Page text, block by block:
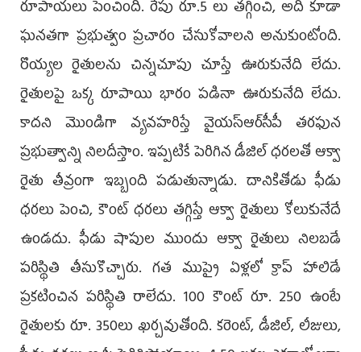
రూపాయ‌లు పెంచింది. రేపు రూ.5 లు త‌గ్గించి, అది కూడా
ఘ‌న‌త‌గా ప్ర‌భుత్వం ప్ర‌చారం చేసుకోవాల‌ని అనుకుంటోంది.
రొయ్య‌ల రైతుల‌ను చిన్న‌చూపు చూస్తే ఊరుకునేది లేదు.
రైతులపై ఒక్క రూపాయి భారం ప‌డినా ఊరుకునేది లేదు.
కాద‌ని మొండిగా వ్య‌వ‌హ‌రిస్తే వైయ‌స్ఆర్‌సీపీ త‌ర‌ఫున
ప్ర‌భుత్వాన్ని నిల‌దీస్తాం. ఇప్ప‌టికే పెరిగిన డీజిల్ ధ‌ర‌ల‌తో ఆక్వా
రైతు తీవ్రంగా ఇబ్బంది పడుతున్నాడు. దానికితోడు ఫీడు
ధ‌ర‌లు పెంచి, కౌంట్ ధ‌ర‌లు త‌గ్గిస్తే ఆక్వా రైతులు కోలుకునేదే
ఉండ‌దు. ఫీడు షాపుల ముందు ఆక్వా రైతులు నిల‌బ‌డే
ప‌రిస్థితి తీసుకొచ్చారు. గ‌త ముప్పై ఏళ్ల‌లో క్రాప్ హాలిడే
ప్ర‌క‌టించిన ప‌రిస్థితి రాలేదు. 100 కౌంట్ రూ. 250 ఉంటే
రైతుల‌కు రూ. 350లు ఖ‌ర్చ‌వుతోంది. క‌రెంట్‌, డీజిల్‌, లీజులు,